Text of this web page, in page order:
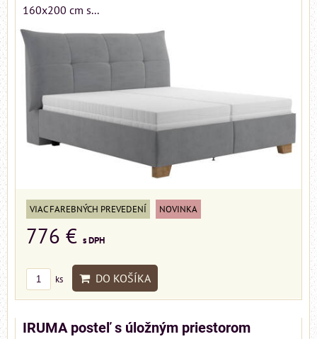
160x200 cm s...
VIAC FAREBNÝCH PREVEDENÍ NOVINKA
776 € s DPH
ks DO KOŠÍKA
IRUMA posteľ s úložným priestorom